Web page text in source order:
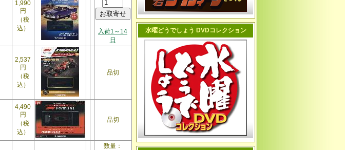
1,990
円
（税
込）
入荷1～14
日
2,537
円
（税
込）
品切
4,490
円
（税
込）
品切
数量：
水曜どうでしょう DVDコレクション